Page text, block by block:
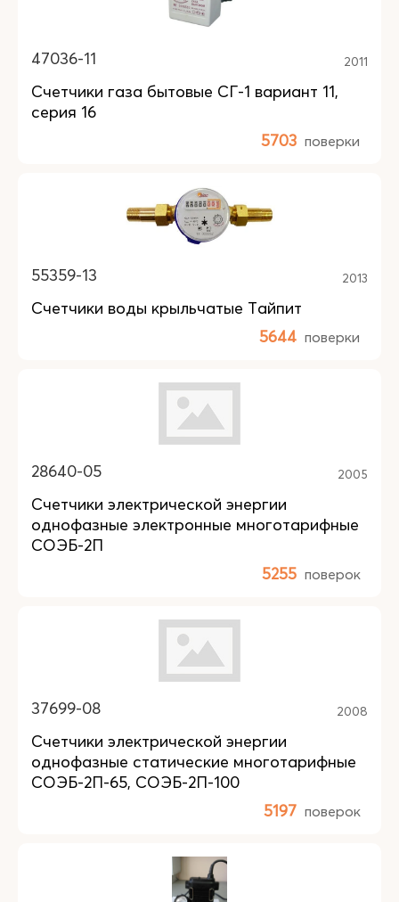
47036-11 2011
Счетчики газа бытовые СГ-1 вариант 11,
серия 16
5703 поверки
55359-13 2013
Счетчики воды крыльчатые Тайпит
5644 поверки
28640-05 2005
Счетчики электрической энергии
однофазные электронные многотарифные
СОЭБ-2П
5255 поверок
37699-08 2008
Счетчики электрической энергии
однофазные статические многотарифные
СОЭБ-2П-65, СОЭБ-2П-100
5197 поверок